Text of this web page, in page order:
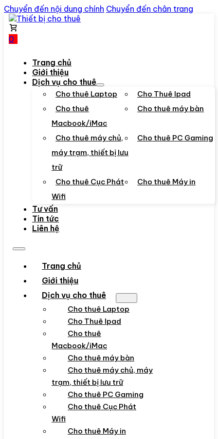
Chuyển đến nội dung chính Chuyển đến chân trang
0
Trang chủ
Giới thiệu
Dịch vụ cho thuê
Cho thuê Laptop
Cho Thuê Ipad
Cho thuê
Macbook/iMac
Cho thuê máy bàn
Cho thuê máy chủ,
máy trạm, thiết bị lưu
trữ
Cho thuê PC Gaming
Cho thuê Cục Phát
Wifi
Cho thuê Máy in
Tư vấn
Tin tức
Liên hệ
Trang chủ
Giới thiệu
Dịch vụ cho thuê
Cho thuê Laptop
Cho Thuê Ipad
Cho thuê
Macbook/iMac
Cho thuê máy bàn
Cho thuê máy chủ, máy
trạm, thiết bị lưu trữ
Cho thuê PC Gaming
Cho thuê Cục Phát
Wifi
Cho thuê Máy in